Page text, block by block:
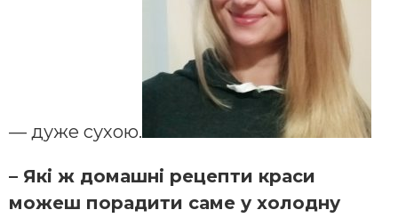
— дуже сухою.
– Які ж домашні рецепти краси
можеш порадити саме у холодну